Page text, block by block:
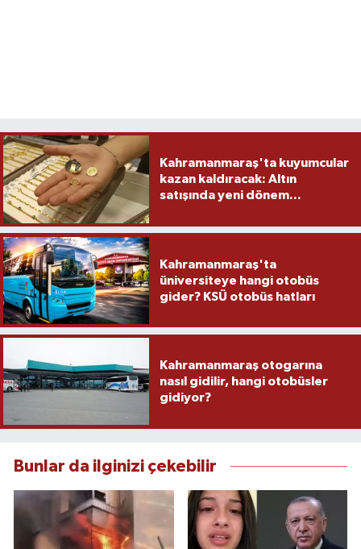
Kahramanmaraş'ta kuyumcular
kazan kaldıracak: Altın
satışında yeni dönem...
Kahramanmaraş'ta
üniversiteye hangi otobüs
gider? KSÜ otobüs hatları
Kahramanmaraş otogarına
nasıl gidilir, hangi otobüsler
gidiyor?
Bunlar da ilginizi çekebilir